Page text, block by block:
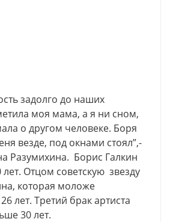
задолго до наших
моя мама, а я ни сном,
о другом человеке. Боря
везде, под окнами стоял”,-
Разумихина. Борис Галкин
лет. Отцом советскую звезду
которая моложе
лет. Третий брак артиста
30 лет.